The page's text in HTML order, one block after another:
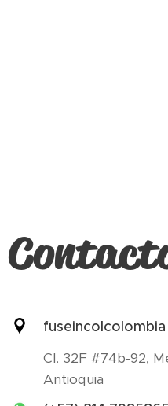
fuseincolcolombia
Cl. 32F #74b-92,
Antioquia